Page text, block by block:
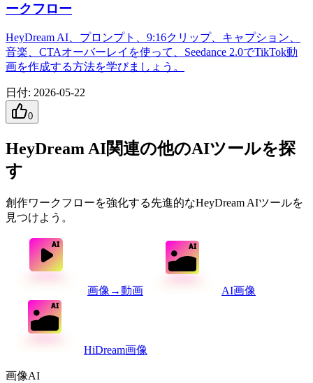
ークフロー
HeyDream AI、プロンプト、9:16クリップ、キャプション、
音楽、CTAオーバーレイを使って、Seedance 2.0でTikTok動
画を作成する方法を学びましょう。
日付: 2026-05-22
0
HeyDream AI関連の他のAIツールを探
す
創作ワークフローを強化する先進的なHeyDream AIツールを
見つけよう。
画像→動画 AI画像
HiDream画像
画像AI